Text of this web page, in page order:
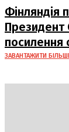
Фінляндія
Президент
посилення
ЗАВАНТАЖИТИ